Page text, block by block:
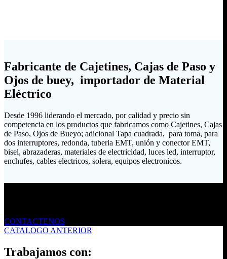
Fabricante de Cajetines, Cajas de Paso y
Ojos de buey, importador de Material
Eléctrico
Desde 1996 liderando el mercado, por calidad y precio sin
competencia en los productos que fabricamos como Cajetines, Cajas
de Paso, Ojos de Bueyo; adicional Tapa cuadrada, para toma, para
dos interruptores, redonda, tuberia EMT, unión y conector EMT,
bisel, abrazaderas, materiales de electricidad, luces led, interruptor,
enchufes, cables electricos, solera, equipos electronicos.
CONTACTENOS
CATALOGO ANTERIOR
Trabajamos con: